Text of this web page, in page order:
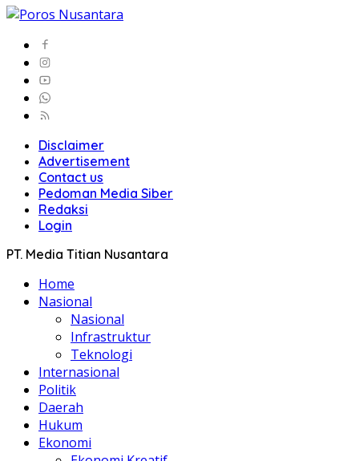
Disclaimer
Advertisement
Contact us
Pedoman Media Siber
Redaksi
Login
PT. Media Titian Nusantara
Home
Nasional
Nasional
Infrastruktur
Teknologi
Internasional
Politik
Daerah
Hukum
Ekonomi